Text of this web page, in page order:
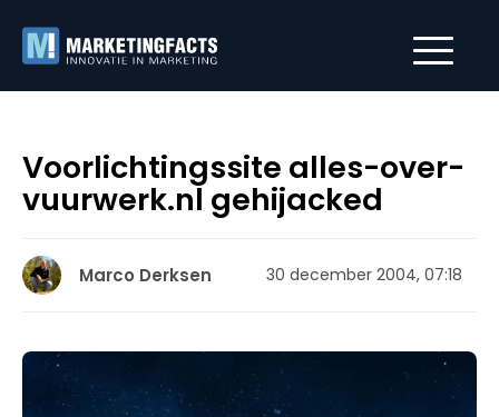
Voorlichtingssite alles-over-
vuurwerk.nl gehijacked
Marco Derksen 30 december 2004, 07:18